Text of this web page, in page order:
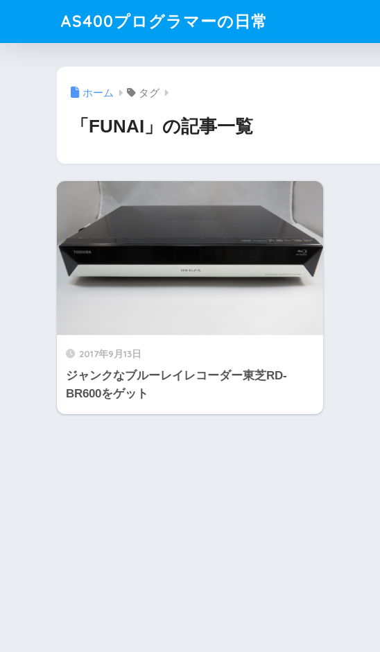
AS400プログラマーの日常
ホーム タグ
「FUNAI」の記事一覧
2017年9月13日
ジャンクなブルーレイレコーダー東芝RD-
BR600をゲット